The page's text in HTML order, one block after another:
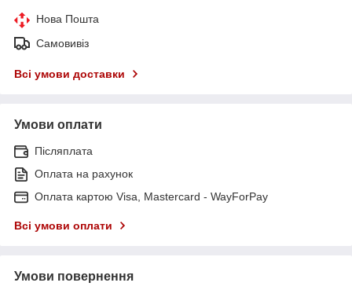
Нова Пошта
Самовивіз
Всі умови доставки
Умови оплати
Післяплата
Оплата на рахунок
Оплата картою Visa, Mastercard - WayForPay
Всі умови оплати
Умови повернення